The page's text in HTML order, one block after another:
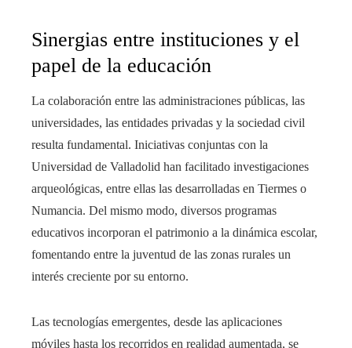
Sinergias entre instituciones y el
papel de la educación
La colaboración entre las administraciones públicas, las
universidades, las entidades privadas y la sociedad civil
resulta fundamental. Iniciativas conjuntas con la
Universidad de Valladolid han facilitado investigaciones
arqueológicas, entre ellas las desarrolladas en Tiermes o
Numancia. Del mismo modo, diversos programas
educativos incorporan el patrimonio a la dinámica escolar,
fomentando entre la juventud de las zonas rurales un
interés creciente por su entorno.
Las tecnologías emergentes, desde las aplicaciones
móviles hasta los recorridos en realidad aumentada, se